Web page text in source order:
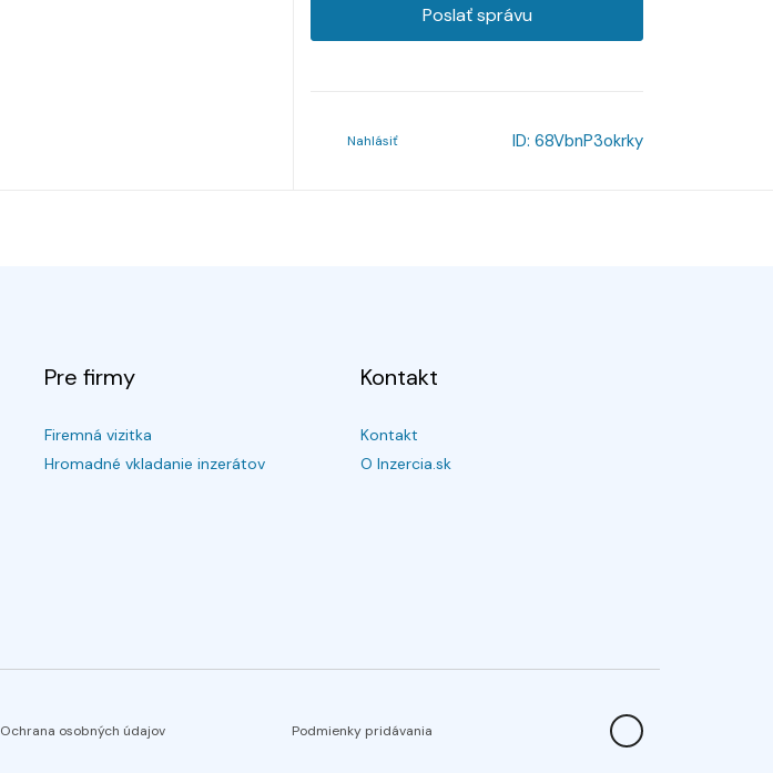
Poslať správu
Nahlásiť ID: 68VbnP3okrky
Pre firmy
Firemná vizitka
Hromadné vkladanie inzerátov
Kontakt
Kontakt
O Inzercia.sk
Ochrana osobných údajov Podmienky pridávania